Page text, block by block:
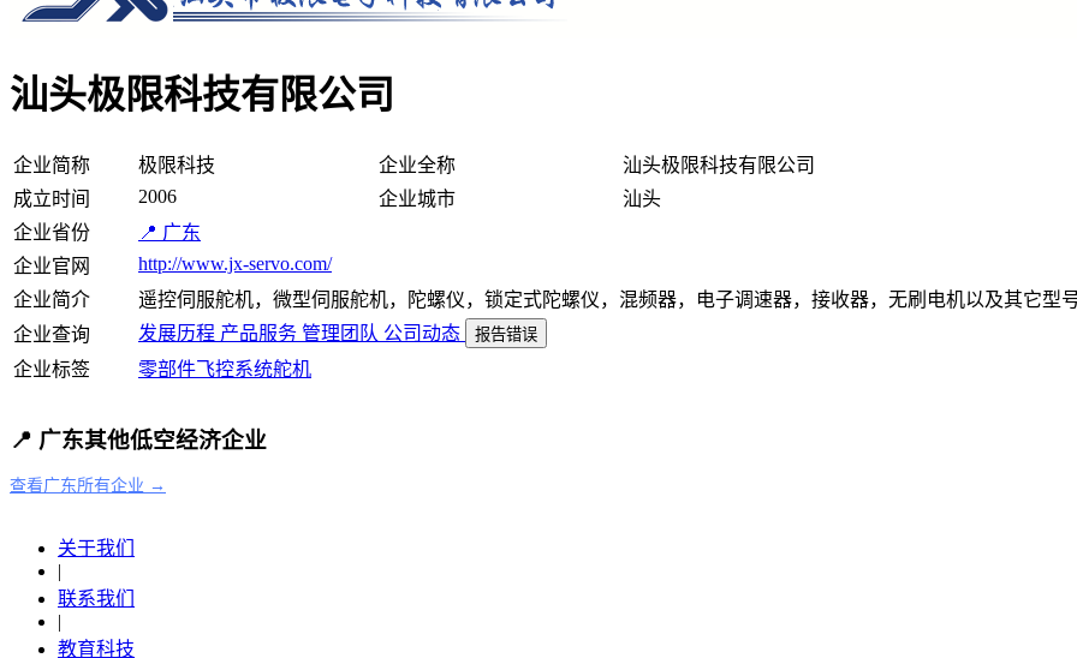
汕头极限科技有限公司
企业简称 极限科技 企业全称
汕头极限科技有限公司
成立时间
2006 企业城市
汕头
企业省份
📍 广东
企业官网
http://www.jx-servo.com/
企业简介
遥控伺服舵机，微型伺服舵机，陀螺仪，锁定式陀螺仪，混频器，电子调速器，接收器，无刷电机以及其它型
企业查询
发展历程 产品服务 管理团队 公司动态 报告错误
企业标签 零部件飞控系统舵机
📍 广东其他低空经济企业
查看广东所有企业 →
关于我们
|
联系我们
|
教育科技